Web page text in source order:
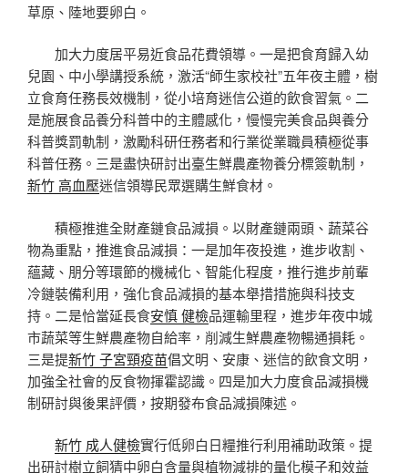
草原、陸地要卵白。
加大力度居平易近食品花費領導。一是把食育歸入幼
兒園、中小學講授系統，激活“師生家校社”五年夜主體，樹
立食育任務長效機制，從小培育迷信公道的飲食習氣。二
是施展食品養分科普中的主體感化，慢慢完美食品與養分
科普獎罰軌制，激勵科研任務者和行業從業職員積極從事
科普任務。三是盡快研討出臺生鮮農產物養分標簽軌制，
新竹 高血壓迷信領導民眾選購生鮮食材。
積極推進全財產鏈食品減損。以財產鏈兩頭、蔬菜谷
物為重點，推進食品減損：一是加年夜投進，進步收割、
蘊藏、朋分等環節的機械化、智能化程度，推行進步前輩
冷鏈裝備利用，強化食品減損的基本舉措措施與科技支
持。二是恰當延長食安慎 健檢品運輸里程，進步年夜中城
市蔬菜等生鮮農產物自給率，削減生鮮農產物暢通損耗。
三是提新竹 子宮頸疫苗倡文明、安康、迷信的飲食文明，
加強全社會的反食物揮霍認識。四是加大力度食品減損機
制研討與後果評價，按期發布食品減損陳述。
新竹 成人健檢實行低卵白日糧推行利用補助政策。提
出研討樹立飼猜中卵白含量與植物減排的量化模子和效益